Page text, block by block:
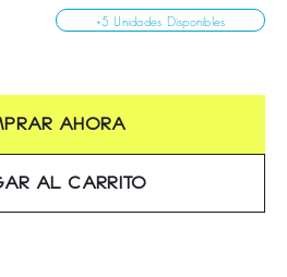
+5 Unidades Disponibles
AL CARRITO
AHORA